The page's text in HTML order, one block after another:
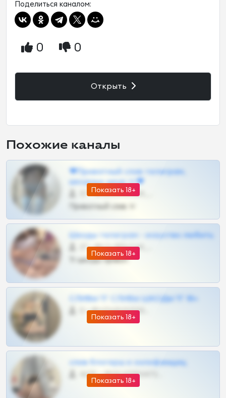
Поделиться каналом:
0 0
Открыть
Похожие каналы
Показать 18+
❤Приватный слив телеграм,
шкодных шкур тг❤
57 •
Приватный слив тг
Показать 18+
Шкоды телеграм - искуство любить
27 •
Тг шкоды приват
Показать 18+
СЛИВЫ ТГ СЛИВЫ ШКОДЫ ТГ 18+
0 •
Показать 18+
слив блогерш и онлифанщиц
4675 •